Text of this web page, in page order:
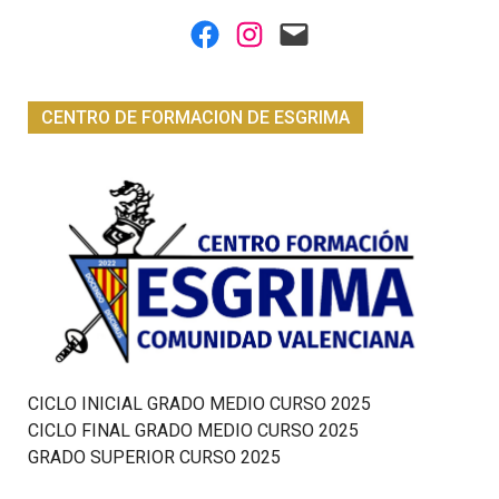
Facebook
Instagram
Mail
CENTRO DE FORMACION DE ESGRIMA
CICLO INICIAL GRADO MEDIO CURSO 2025
CICLO FINAL GRADO MEDIO CURSO 2025
GRADO SUPERIOR CURSO 2025